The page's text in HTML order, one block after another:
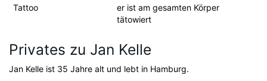
Tattoo
er ist am gesamten Körper
tätowiert
Privates zu Jan Kelle
Jan Kelle ist 35 Jahre alt und lebt in Hamburg.